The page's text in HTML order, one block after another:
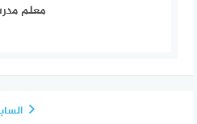
معلم